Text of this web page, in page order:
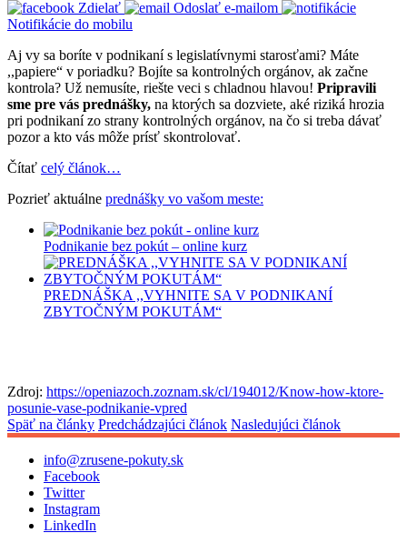
Zdielať
Odoslať e-mailom
Notifikácie do mobilu
Aj vy sa boríte v podnikaní s legislatívnymi starosťami? Máte
,,papiere“ v poriadku? Bojíte sa kontrolných orgánov, ak začne
kontrola? Už nemusíte, riešte veci s chladnou hlavou! Pripravili
sme pre vás prednášky, na ktorých sa dozviete, aké riziká hrozia
pri podnikaní zo strany kontrolných orgánov, na čo si treba dávať
pozor a kto vás môže prísť skontrolovať.
Čítať celý článok…
Pozrieť aktuálne prednášky vo vašom meste:
Podnikanie bez pokút – online kurz
PREDNÁŠKA ,,VYHNITE SA V PODNIKANÍ
ZBYTOČNÝM POKUTÁM“
Zdroj: https://openiazoch.zoznam.sk/cl/194012/Know-how-ktore-
posunie-vase-podnikanie-vpred
Späť na články Predchádzajúci článok Nasledujúci článok
info@zrusene-pokuty.sk
Facebook
Twitter
Instagram
LinkedIn